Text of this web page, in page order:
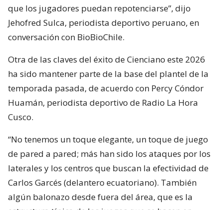
que los jugadores puedan repotenciarse”, dijo
Jehofred Sulca, periodista deportivo peruano, en
conversación con BioBioChile.
Otra de las claves del éxito de Cienciano este 2026
ha sido mantener parte de la base del plantel de la
temporada pasada, de acuerdo con Percy Cóndor
Huamán, periodista deportivo de Radio La Hora
Cusco.
“No tenemos un toque elegante, un toque de juego
de pared a pared; más han sido los ataques por los
laterales y los centros que buscan la efectividad de
Carlos Garcés (delantero ecuatoriano). También
algún balonazo desde fuera del área, que es la